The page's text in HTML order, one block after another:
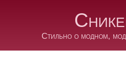
Стильно о модном,